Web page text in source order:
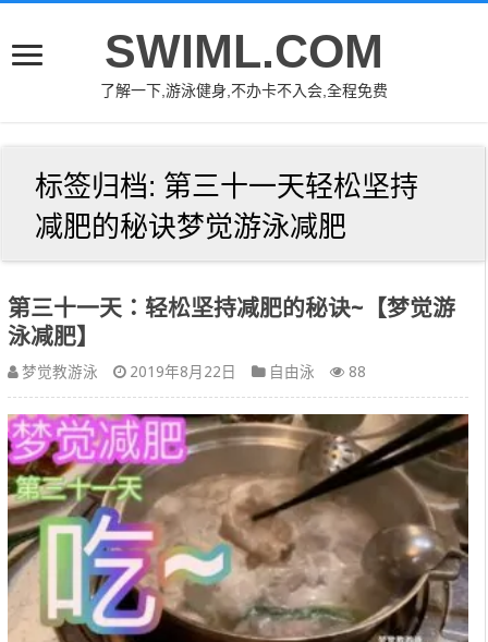
SWIML.COM
了解一下,游泳健身,不办卡不入会,全程免费
标签归档: 第三十一天轻松坚持
减肥的秘诀梦觉游泳减肥
第三十一天：轻松坚持减肥的秘诀~【梦觉游
泳减肥】
梦觉教游泳 2019年8月22日 自由泳 88